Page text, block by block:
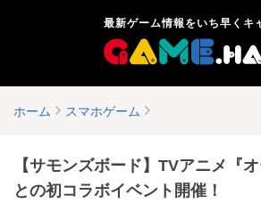
最新ゲーム情報をいち早くキ
ホーム スマホゲーム
【サモンズボード】TVアニメ『
との初コラボイベント開催！